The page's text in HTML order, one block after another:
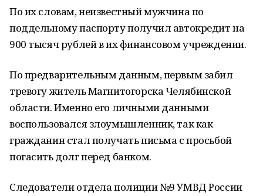
По их словам, неизвестный мужчина по
поддельному паспорту получил автокредит на
900 тысяч рублей в их финансовом учреждении.
По предварительным данным, первым забил
тревогу житель Магнитогорска Челябинской
области. Именно его личными данными
воспользовался злоумышленник, так как
гражданин стал получать письма с просьбой
погасить долг перед банком.
Следователи отдела полиции №9 УМВД России